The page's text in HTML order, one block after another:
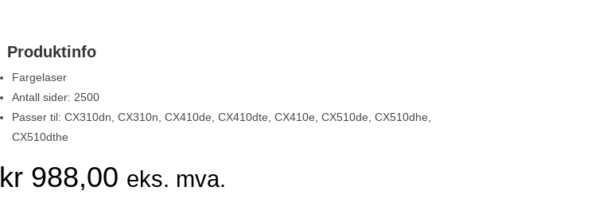
Produktinfo
Fargelaser
Antall sider: 2500
Passer til: CX310dn, CX310n, CX410de, CX410dte, CX410e, CX510de, CX510dhe,
CX510dthe
kr 988,00 eks. mva.